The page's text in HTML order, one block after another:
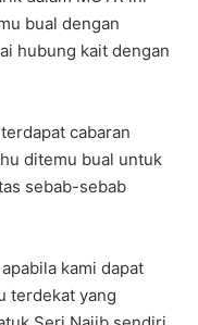
bual dengan
hubung kait dengan
cabaran
ditemu bual untuk
sebab-sebab
kami dapat
terdekat yang